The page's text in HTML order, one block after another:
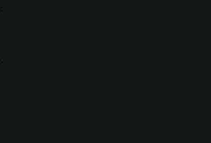
нагрузки,
среды и
стабильность и
быстро вырезать
делает этот
и обновления